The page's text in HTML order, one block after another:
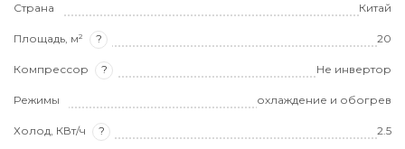
Страна Китай
Площадь, м² ? 20
Компрессор ? Не инвертор
Режимы охлаждение и обогрев
Холод, КВт/ч ?
2.5